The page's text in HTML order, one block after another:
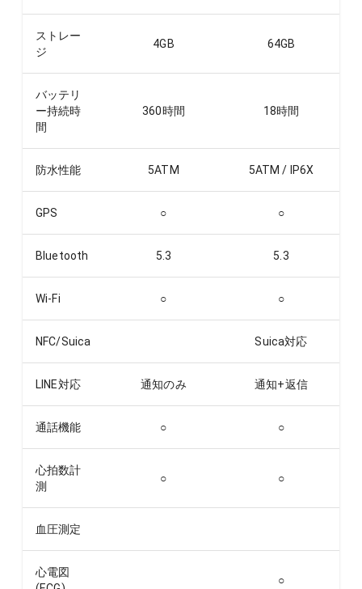
ストレー
ジ
4GB 64GB
バッテリ
ー持続時
間
360時間 18時間
防水性能 5ATM 5ATM / IP6X
GPS ○ ○
Bluetooth 5.3 5.3
Wi-Fi ○ ○
NFC/Suica Suica対応
LINE対応 通知のみ 通知+返信
通話機能 ○ ○
心拍数計
測
○ ○
血圧測定
心電図
○